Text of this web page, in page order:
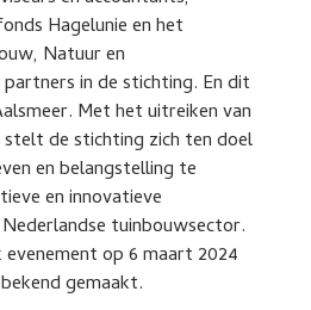
Hagelunie en het
Natuur en
in de stichting. En dit
Met het uitreiken van
stelt de stichting zich ten doel
en belangstelling te
en innovatieve
tuinbouwsector.
op 6 maart 2024
gemaakt.